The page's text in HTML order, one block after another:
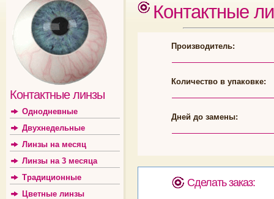
Контактные линзы
Однодневные
Двухнедельные
Линзы на месяц
Линзы на 3 месяца
Традиционные
Цветные линзы
Контактные
Производитель:
Количество в упаковке:
Дней до замены:
Сделать заказ: